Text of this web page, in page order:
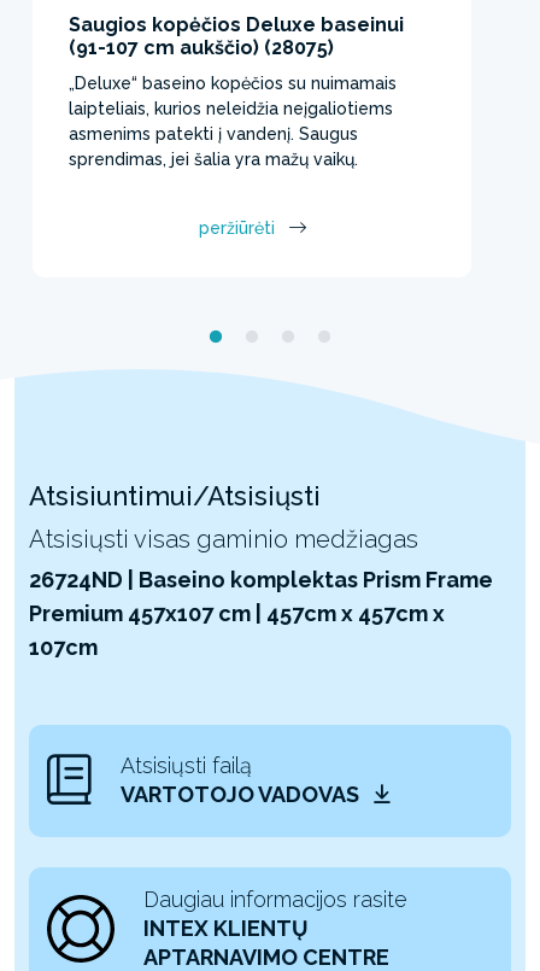
Saugios kopėčios Deluxe baseinui
(91-107 cm aukščio) (28075)
„Deluxe“ baseino kopėčios su nuimamais
laipteliais, kurios neleidžia neįgaliotiems
asmenims patekti į vandenį. Saugus
sprendimas, jei šalia yra mažų vaikų.
peržiūrėti
Atsisiuntimui/Atsisiųsti
Atsisiųsti visas gaminio medžiagas
26724ND | Baseino komplektas Prism Frame
Premium 457x107 cm | 457cm x 457cm x
107cm
Atsisiųsti failą
VARTOTOJO VADOVAS
Daugiau informacijos rasite
INTEX KLIENTŲ
APTARNAVIMO CENTRE